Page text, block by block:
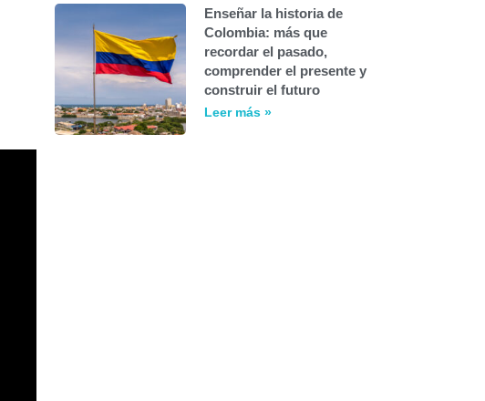
Enseñar la historia de
Colombia: más que
recordar el pasado,
comprender el presente y
construir el futuro
Leer más »